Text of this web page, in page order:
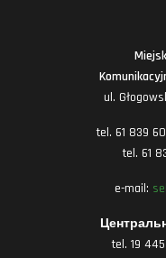
ul.
tel. 61 839
tel. 61
e-mail:
tel. 19